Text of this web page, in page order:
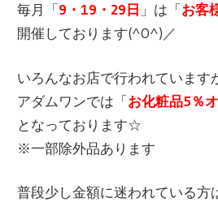
毎月「9・19・29日 」は「お客
開催しております(^O^)／
いろんなお店で行われています
アダムワンでは「お化粧品5％
となっております☆
※一部除外品あります
普段少し金額に迷われている方